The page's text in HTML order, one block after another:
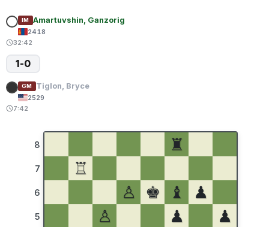
IM Amartuvshin, Ganzorig
2418
32:42
1-0
GM Tiglon, Bryce
2529
7:42
8
7
6
5
♜
♖
♙ ♚ ♝
♟
♙
♟
♟